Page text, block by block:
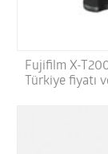
Fujifilm X-
Türkiye fiyatı